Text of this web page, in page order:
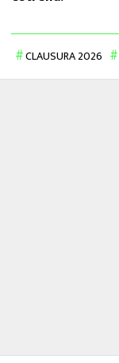
CLAUSURA 2026